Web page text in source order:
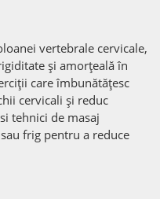
vertebrale cervicale,
și amorțeală în
care îmbunătățesc
cervicali și reduc
tehnici de masaj
frig pentru a reduce